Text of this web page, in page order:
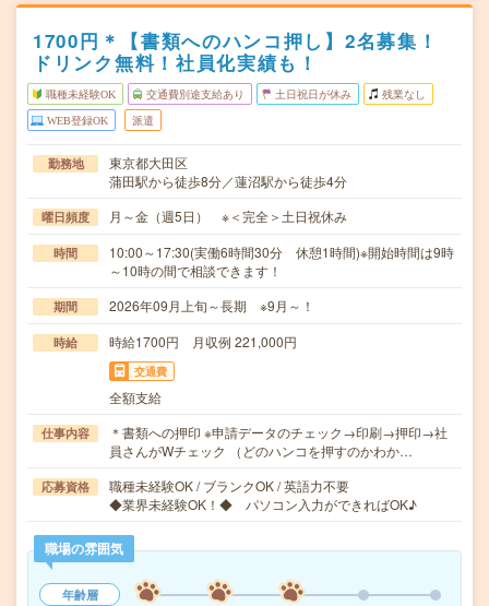
1700円＊【書類へのハンコ押し】2名募集！
ドリンク無料！社員化実績も！
職種未経験OK 交通費別途支給あり 土日祝日が休み 残業なし
WEB登録OK 派遣
勤務地
東京都大田区
蒲田駅から徒歩8分／蓮沼駅から徒歩4分
曜日頻度 月～金（週5日） ※＜完全＞土日祝休み
時間
10:00～17:30(実働6時間30分 休憩1時間)※開始時間は9時
～10時の間で相談できます！
期間 2026年09月上旬～長期 ※9月～！
時給 時給1700円 月収例 221,000円
交通費
全額支給
仕事内容
＊書類への押印 ※申請データのチェック→印刷→押印→社
員さんがWチェック （どのハンコを押すのかわか…
応募資格
職種未経験OK / ブランクOK / 英語力不要
◆業界未経験OK！◆ パソコン入力ができればOK♪
職場の雰囲気
年齢層